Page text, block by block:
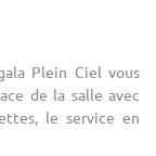
Plein Ciel vous
de la salle avec
le service en